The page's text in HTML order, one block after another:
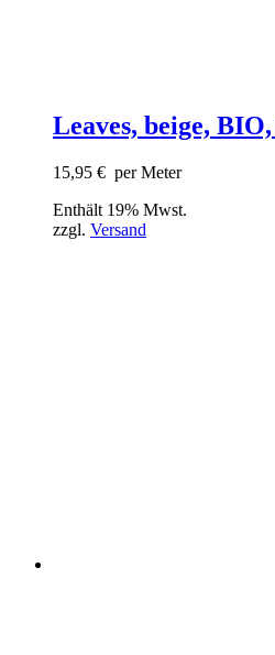
Leaves, beige,
15,95 € per Meter
Enthält 19% Mwst.
zzgl. Versand